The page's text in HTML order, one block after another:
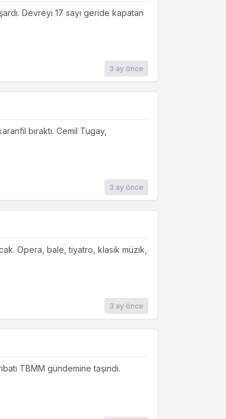
Devreyi 17 sayı geride kapatan
3 ay önce
bıraktı. Cemil Tugay,
3 ay önce
Opera, bale, tiyatro, klasik müzik,
3 ay önce
TBMM gündemine taşındı.